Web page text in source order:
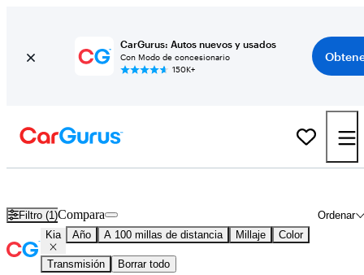
CarGurus: Autos nuevos y usados
Con Modo de concesionario
150K+
Filtro (1) Ordenar
Compara
Kia Año A 100 millas de distancia Millaje Color
Transmisión Borrar todo